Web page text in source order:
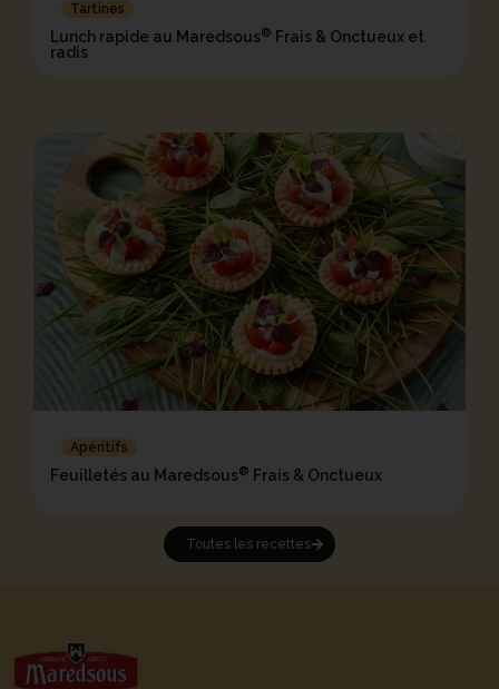
Tartines
Lunch rapide au Maredsous® Frais & Onctueux et
radis
Apéritifs
Feuilletés au Maredsous® Frais & Onctueux
Toutes les recettes